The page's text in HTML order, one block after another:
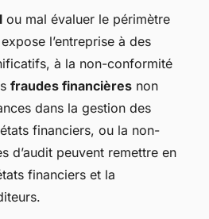
ou mal évaluer le périmètre
l’entreprise à des
à la non-conformité
fraudes financières non
dans la gestion des
financiers, ou la non-
d’audit peuvent remettre en
financiers et la